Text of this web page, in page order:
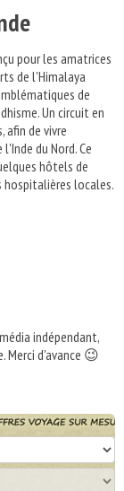
pour les amatrices
de l'Himalaya
de
Un circuit en
afin de vivre
du Nord. Ce
hôtels de
hospitalières locales.
indépendant,
Merci d'avance 😉